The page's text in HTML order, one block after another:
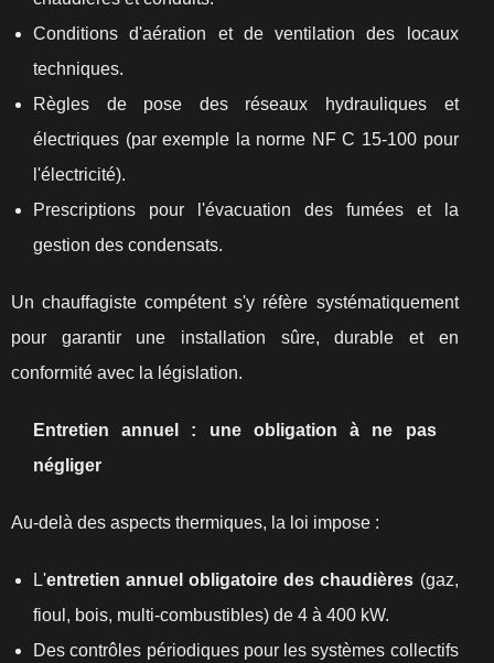
Conditions d'aération et de ventilation des locaux
techniques.
Règles de pose des réseaux hydrauliques et
électriques (par exemple la norme NF C 15‑100 pour
l'électricité).
Prescriptions pour l'évacuation des fumées et la
gestion des condensats.
Un chauffagiste compétent s'y réfère systématiquement
pour garantir une installation sûre, durable et en
conformité avec la législation.
Entretien annuel : une obligation à ne pas
négliger
Au-delà des aspects thermiques, la loi impose :
L'entretien annuel obligatoire des chaudières (gaz,
fioul, bois, multi-combustibles) de 4 à 400 kW.
Des contrôles périodiques pour les systèmes collectifs